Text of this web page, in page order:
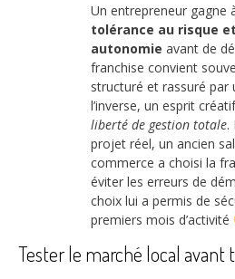
Un entrepreneur gagne
tolérance au risque
autonomie avant de
franchise convient
structuré et rassuré par
l’inverse, un esprit
liberté de gestion totale.
projet réel, un ancien
commerce a choisi la
éviter les erreurs de
choix lui a permis de
premiers mois d’activité
Tester le marché local avant